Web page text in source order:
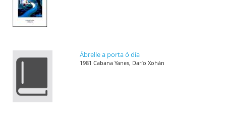
Ábrelle a porta ó día
1981 Cabana Yanes, Darío Xohán